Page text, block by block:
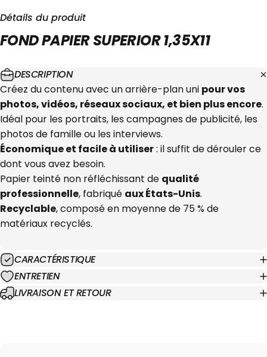
Détails du produit
FONDPAPIERSUPERIOR1,35X11
DESCRIPTION
Créez du contenu avec un arrière-plan uni pour vos
photos, vidéos, réseaux sociaux, et bien plus encore.
Idéal pour les portraits, les campagnes de publicité, les
photos de famille ou les interviews.
Économique et facile à utiliser: il suffit de dérouler ce
dont vous avez besoin.
Papier teinté non réfléchissant de qualité
professionnelle, fabriqué aux États-Unis.
Recyclable, composé en moyenne de 75 % de
matériaux recyclés.
CARACTÉRISTIQUE
ENTRETIEN
LIVRAISON ET RETOUR